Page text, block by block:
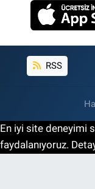
RSS
En iyi site deneyimi
faydalanıyoruz.